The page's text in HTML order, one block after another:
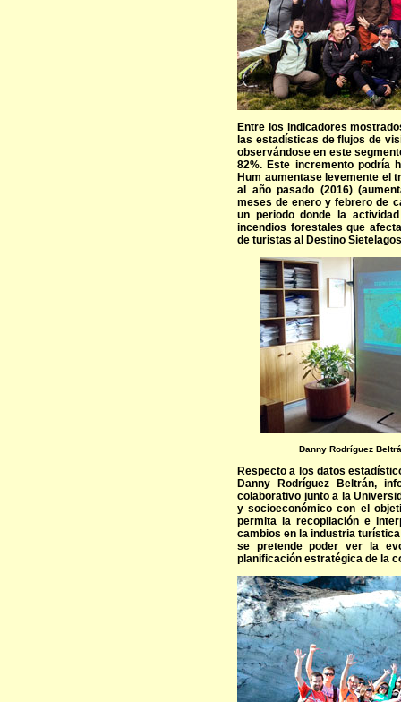
Entre los indicadores
las estadísticas de flujos de
observándose en este
82%. Este incremento podría
Hum aumentase levemente el
al año pasado (2016)
meses de enero y febrero de
un periodo donde la
incendios forestales que
de turistas al Destino
Danny Rodríguez
Respecto a los datos
Danny Rodríguez Beltrán,
colaborativo junto a la
y socioeconómico con el
permita la recopilación e
cambios en la industria
se pretende poder ver la
planificación estratégica de la